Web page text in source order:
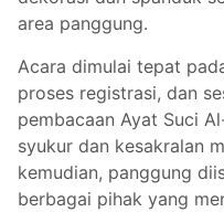
area panggung.
Acara dimulai tepat
proses registrasi, dan
pembacaan Ayat Suci
syukur dan kesakralan
kemudian, panggung
berbagai pihak yang